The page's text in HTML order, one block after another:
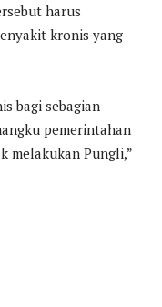
harus
kronis yang
bagi sebagian
pemerintahan
melakukan Pungli,”